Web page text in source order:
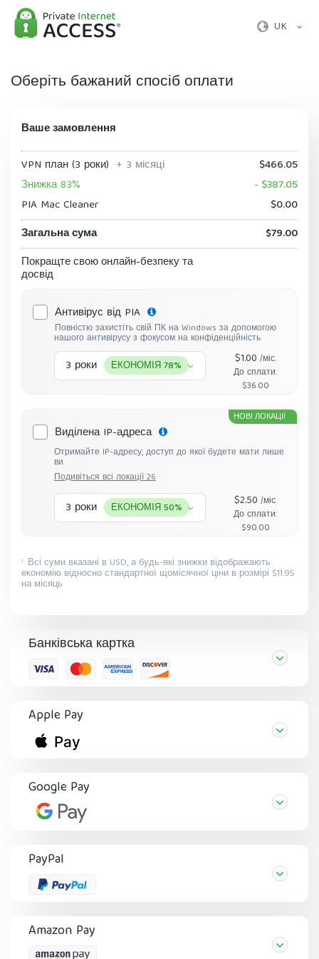
UK
Оберіть бажаний спосіб оплати
Банківська картка
Apple Pay
Google Pay
PayPal
Amazon Pay
Ваше замовлення
VPN план (3 роки) + 3 місяці
$466.05
Знижка 83%
- $387.05
PIA Mac Cleaner
$0.00
Загальна сума
$79.00
Покращте свою онлайн-безпеку та
досвід
Антивірус від PIA
Повністю захистіть свій ПК на Windows за допомогою
нашого антивірусу з фокусом на конфіденційність
3 роки ЕКОНОМІЯ 78% $1.00 /міс.
До сплати:
$36.00
НОВІ ЛОКАЦІЇ
Виділена IP-адреса
Отримайте IP-адресу, доступ до якої будете мати лише
ви.
Подивіться всі локації 26
3 роки ЕКОНОМІЯ 50% $2.50 /міс.
До сплати:
$90.00
1 Всі суми вказані в USD, а будь-які знижки відображають
економію відносно стандартної щомісячної ціни в розмірі $11.95
на місяць